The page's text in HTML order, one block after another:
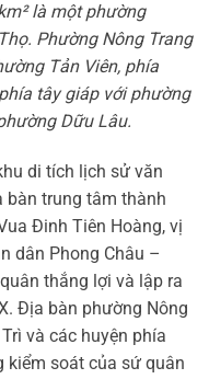
là một phường
Phường Nông Trang
Tản Viên, phía
tây giáp với phường
Dữu Lâu.
di tích lịch sử văn
bàn trung tâm thành
Đinh Tiên Hoàng, vị
dân Phong Châu –
thắng lợi và lập ra
Địa bàn phường Nông
và các huyện phía
kiểm soát của sứ quân